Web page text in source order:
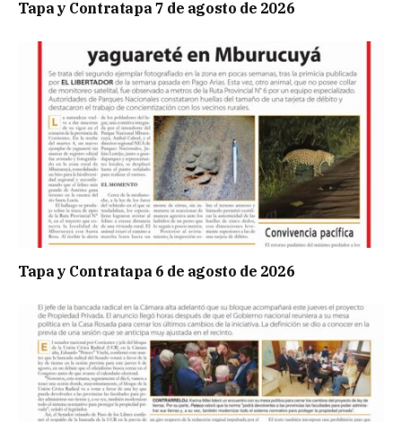
Tapa y Contratapa 7 de agosto de 2026
Tapa y Contratapa 6 de agosto de 2026